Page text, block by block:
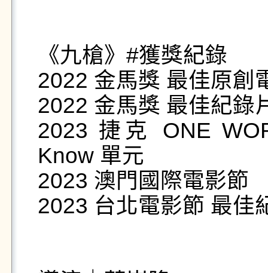
《九槍》#獲獎紀錄
2022 金馬獎 最佳原創
2022 金馬獎 最佳紀錄
2023 捷克 ONE
Know 單元
2023 澳門國際電影節
2023 台北電影節 最佳